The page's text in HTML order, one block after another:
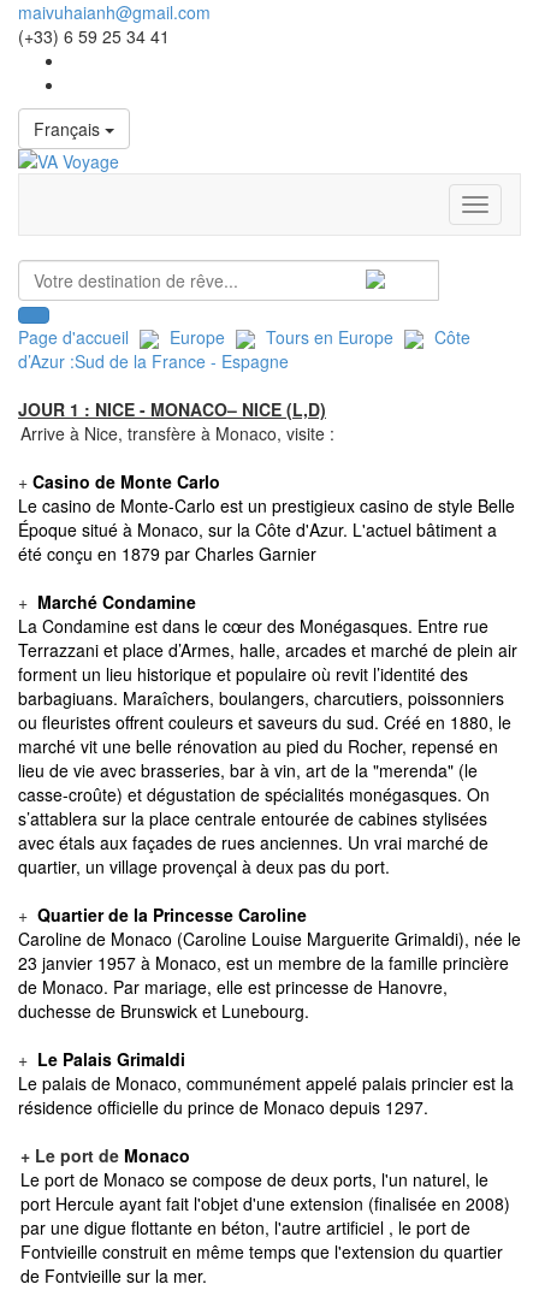
maivuhaianh@gmail.com
(+33) 6 59 25 34 41
Français
Toggle
Page d'accueil Europe Tours en Europe
Côte
d’Azur :Sud de la France - Espagne
JOUR 1 : NICE - MONACO– NICE (L,D)
Arrive à Nice, transfère à Monaco, visite :
+ Casino de Monte Carlo
Le casino de Monte-Carlo est un prestigieux casino de style Belle
Époque situé à Monaco, sur la Côte d'Azur. L'actuel bâtiment a
été conçu en 1879 par Charles Garnier
+ Marché Condamine
La Condamine est dans le cœur des Monégasques. Entre rue
Terrazzani et place d’Armes, halle, arcades et marché de plein air
forment un lieu historique et populaire où revit l’identité des
barbagiuans. Maraîchers, boulangers, charcutiers, poissonniers
ou fleuristes offrent couleurs et saveurs du sud. Créé en 1880, le
marché vit une belle rénovation au pied du Rocher, repensé en
lieu de vie avec brasseries, bar à vin, art de la "merenda" (le
casse-croûte) et dégustation de spécialités monégasques. On
s’attablera sur la place centrale entourée de cabines stylisées
avec étals aux façades de rues anciennes. Un vrai marché de
quartier, un village provençal à deux pas du port.
+ Quartier de la Princesse Caroline
Caroline de Monaco (Caroline Louise Marguerite Grimaldi), née le
23 janvier 1957 à Monaco, est un membre de la famille princière
de Monaco. Par mariage, elle est princesse de Hanovre,
duchesse de Brunswick et Lunebourg.
+ Le Palais Grimaldi
Le palais de Monaco, communément appelé palais princier est la
résidence officielle du prince de Monaco depuis 1297.
+ Le port de Monaco
Le port de Monaco se compose de deux ports, l'un naturel, le
port Hercule ayant fait l'objet d'une extension (finalisée en 2008)
par une digue flottante en béton, l'autre artificiel , le port de
Fontvieille construit en même temps que l'extension du quartier
de Fontvieille sur la mer.